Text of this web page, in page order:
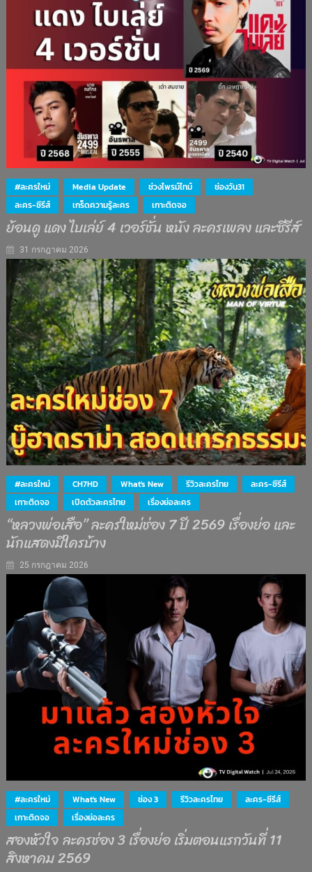
#ละครใหม่ Media Update ช่วงไพรม์ไทม์
ช่องวัน31
ละคร-ซีรีส์
เกร็ดความรู้ละคร เกาะติดจอ
ย้อนดู แดง ไบเล่ย์ 4 เวอร์ชั่น หนัง ละครเพลง และซีรีส์
31 กรกฎาคม 2026
#ละครใหม่ CH7HD What's New รีวิวละครไทย
ละคร-ซีรีส์
เกาะติดจอ
เปิดตัวละครไทย เรื่องย่อละคร
“หลวงพ่อเสือ” ละครใหม่ช่อง 7 ปี 2569 เรื่องย่อ และ
นักแสดงมีใครบ้าง
25 กรกฎาคม 2026
#ละครใหม่ What's New ช่อง 3 รีวิวละครไทย
ละคร-ซีรีส์
เกาะติดจอ
เรื่องย่อละคร
สองหัวใจ ละครช่อง 3 เรื่องย่อ เริ่มตอนแรกวันที่ 11
สิงหาคม 2569